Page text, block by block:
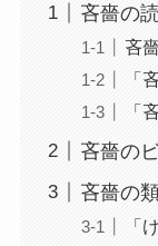
吝嗇の
吝
「
「
吝嗇の
吝嗇の
「